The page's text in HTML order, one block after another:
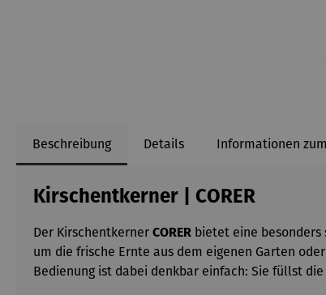
Beschreibung Details Informationen
Kirschentkerner | CORER
Der Kirschentkerner CORER bietet eine besonders
um die frische Ernte aus dem eigenen Garten
Bedienung ist dabei denkbar einfach: Sie füllst